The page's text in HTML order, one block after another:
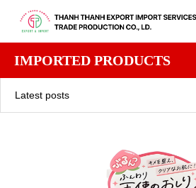
IMPORTED PRODUCTS
Latest posts